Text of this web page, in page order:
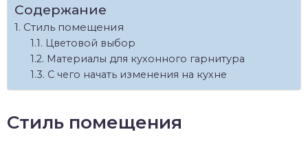
Содержание
Стиль помещения
Цветовой выбор
Материалы для кухонного гарнитура
С чего начать изменения на кухне
Стиль помещения